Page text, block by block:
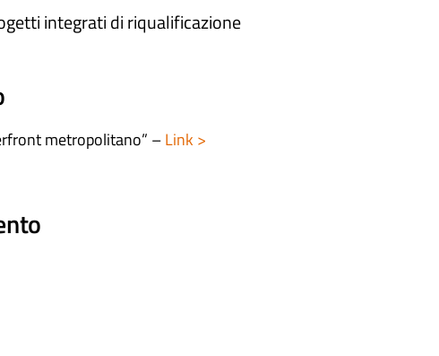
integrati di riqualificazione
metropolitano” –Link >